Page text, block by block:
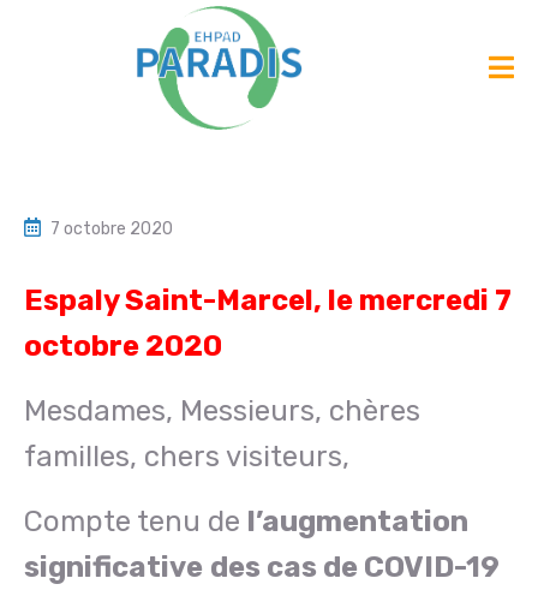
7 octobre 2020
Espaly Saint-Marcel, le mercredi 7
octobre 2020
Mesdames, Messieurs, chères
familles, chers visiteurs,
Compte tenu de l’augmentation
significative des cas de COVID-19